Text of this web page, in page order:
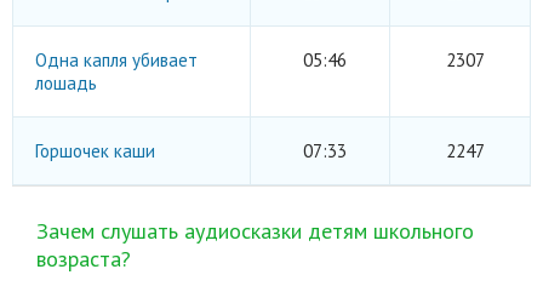
Одна капля убивает
лошадь
05:46 2307
Горшочек каши 07:33 2247
Зачем слушать аудиосказки детям школьного
возраста?